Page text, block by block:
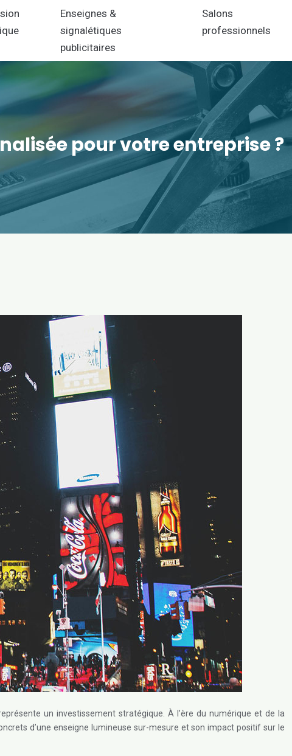
Enseignes &
signalétiques
publicitaires
Salons
professionnels
pour votre entreprise ?
un investissement stratégique. À l’ère du numérique et de la
d’une enseigne lumineuse sur-mesure et son impact positif sur le